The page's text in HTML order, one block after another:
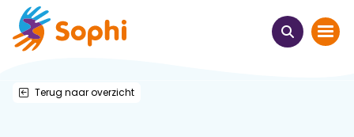
Terug naar overzicht